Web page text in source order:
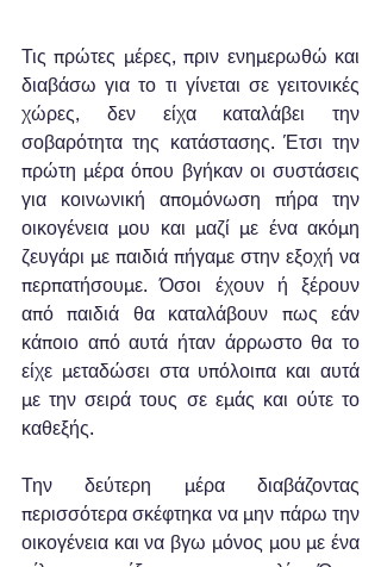
Τις πρώτες μέρες, πριν ενημερωθώ και
διαβάσω για το τι γίνεται σε γειτονικές
χώρες, δεν είχα καταλάβει την
σοβαρότητα της κατάστασης. Έτσι την
πρώτη μέρα όπου βγήκαν οι συστάσεις
για κοινωνική απομόνωση πήρα την
οικογένεια μου και μαζί με ένα ακόμη
ζευγάρι με παιδιά πήγαμε στην εξοχή να
περπατήσουμε. Όσοι έχουν ή ξέρουν
από παιδιά θα καταλάβουν πως εάν
κάποιο από αυτά ήταν άρρωστο θα το
είχε μεταδώσει στα υπόλοιπα και αυτά
με την σειρά τους σε εμάς και ούτε το
καθεξής.
Την δεύτερη μέρα διαβάζοντας
περισσότερα σκέφτηκα να μην πάρω την
οικογένεια και να βγω μόνος μου με ένα